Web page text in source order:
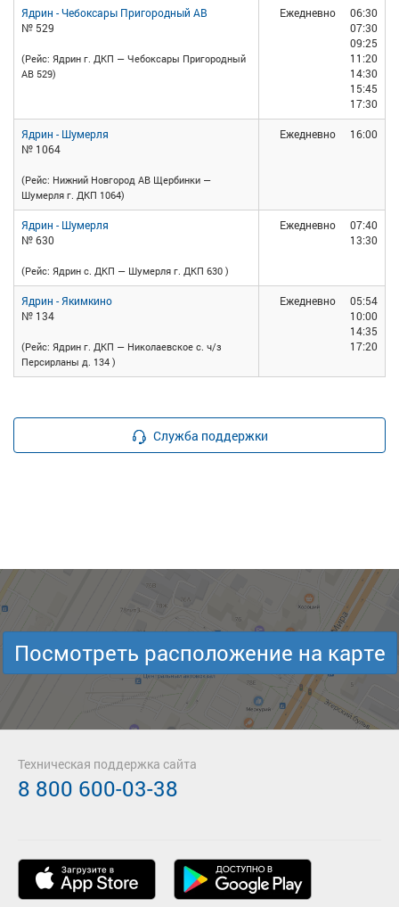
Ядрин - Чебоксары Пригородный АВ
№ 529
(Рейс: Ядрин г. ДКП — Чебоксары Пригородный
АВ 529)
Ежедневно
06:30
07:30
09:25
11:20
14:30
15:45
17:30
Ядрин - Шумерля
№ 1064
(Рейс: Нижний Новгород АВ Щербинки —
Шумерля г. ДКП 1064)
Ежедневно 16:00
Ядрин - Шумерля
№ 630
(Рейс: Ядрин с. ДКП — Шумерля г. ДКП 630 )
Ежедневно
07:40
13:30
Ядрин - Якимкино
№ 134
(Рейс: Ядрин г. ДКП — Николаевское с. ч/з
Персирланы д. 134 )
Ежедневно
05:54
10:00
14:35
17:20
Служба поддержки
Посмотреть расположение на карте
Техническая поддержка сайта
8 800 600-03-38